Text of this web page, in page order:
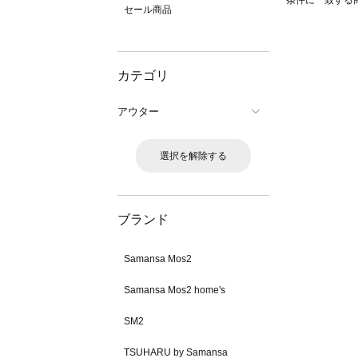
セール商品
カテゴリ
アウター
選択を解除する
ブランド
Samansa Mos2
Samansa Mos2 home's
SM2
TSUHARU by Samansa